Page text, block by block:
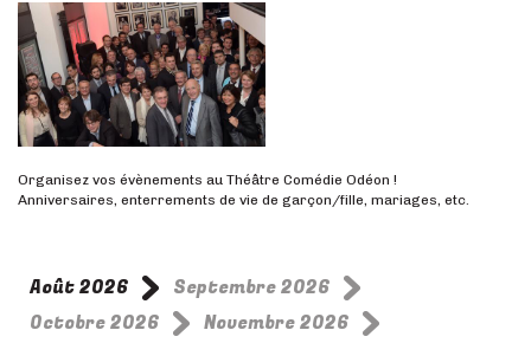
Organisez vos évènements au Théâtre Comédie Odéon !
Anniversaires, enterrements de vie de garçon/fille, mariages, etc.
Août 2026
Septembre 2026
Octobre 2026
Novembre 2026